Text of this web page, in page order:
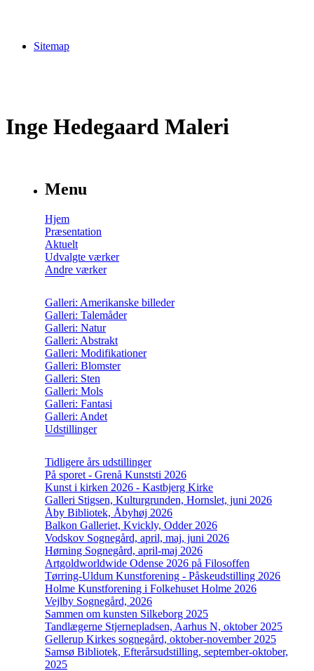
Sitemap
Inge Hedegaard Maleri
Menu
Hjem
Præsentation
Aktuelt
Udvalgte værker
Andre værker
Galleri: Amerikanske billeder
Galleri: Talemåder
Galleri: Natur
Galleri: Abstrakt
Galleri: Modifikationer
Galleri: Blomster
Galleri: Sten
Galleri: Mols
Galleri: Fantasi
Galleri: Andet
Udstillinger
Tidligere års udstillinger
På sporet - Grenå Kunststi 2026
Kunst i kirken 2026 - Kastbjerg Kirke
Galleri Stigsen, Kulturgrunden, Hornslet, juni 2026
Åby Bibliotek, Åbyhøj 2026
Balkon Galleriet, Kvickly, Odder 2026
Vodskov Sognegård, april, maj, juni 2026
Hørning Sognegård, april-maj 2026
Artgoldworldwide Odense 2026 på Filosoffen
Tørring-Uldum Kunstforening - Påskeudstilling 2026
Holme Kunstforening i Folkehuset Holme 2026
Vejlby Sognegård, 2026
Sammen om kunsten Silkeborg 2025
Tandlægerne Stjernepladsen, Aarhus N, oktober 2025
Gellerup Kirkes sognegård, oktober-november 2025
Samsø Bibliotek, Efterårsudstilling, september-oktober,
2025